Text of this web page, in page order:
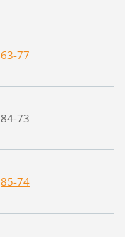
63-77
84-73
85-74